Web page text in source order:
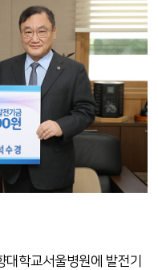
학교서울병원에 발전기